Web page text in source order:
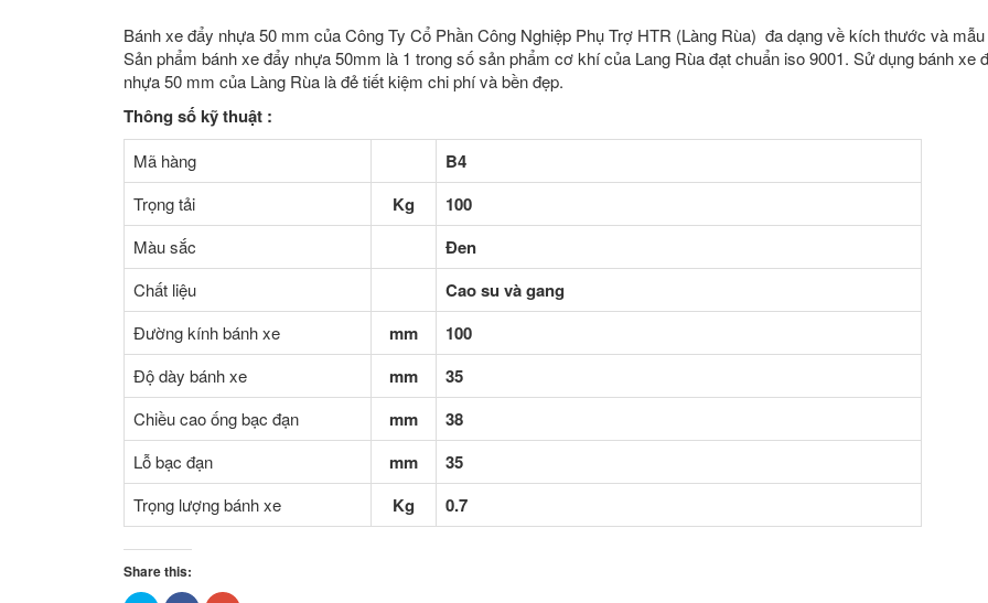
Bánh xe đẩy nhựa 50 mm của Công Ty Cổ Phần Công Nghiệp Phụ Trợ HTR (Làng Rùa) đa dạng về kích thước và
Sản phẩm bánh xe đẩy nhựa 50mm là 1 trong số sản phẩm cơ khí của Lang Rùa đạt chuẩn iso 9001. Sử dụng bánh xe
nhựa 50 mm của Làng Rùa là đẻ tiết kiệm chi phí và bền đẹp.
Thông số kỹ thuật :
Mã hàng B4
Trọng tải Kg 100
Màu sắc Đen
Chất liệu Cao su và gang
Đường kính bánh xe mm 100
Độ dày bánh xe mm 35
Chiều cao ống bạc đạn mm 38
Lỗ bạc đạn mm 35
Trọng lượng bánh xe Kg 0.7
Share this: